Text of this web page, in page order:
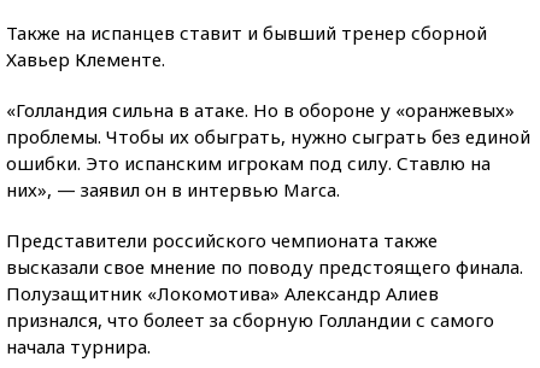
Также на испанцев ставит и бывший тренер сборной
Хавьер Клементе.
«Голландия сильна в атаке. Но в обороне у «оранжевых»
проблемы. Чтобы их обыграть, нужно сыграть без единой
ошибки. Это испанским игрокам под силу. Ставлю на
них», — заявил он в интервью Marca.
Представители российского чемпионата также
высказали свое мнение по поводу предстоящего финала.
Полузащитник «Локомотива» Александр Алиев
признался, что болеет за сборную Голландии с самого
начала турнира.